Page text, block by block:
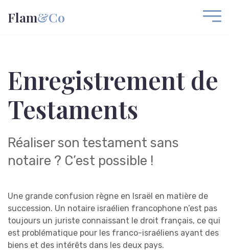
Flam&Co
Enregistrement de
Testaments
Réaliser son testament sans
notaire ? C’est possible !
Une grande confusion règne en Israël en matière de
succession. Un notaire israélien francophone n’est pas
toujours un juriste connaissant le droit français, ce qui
est problématique pour les franco-israéliens ayant des
biens et des intérêts dans les deux pays.